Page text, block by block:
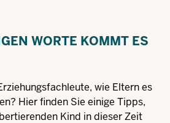
WORTE KOMMT ES
wie Eltern es
Hier finden Sie einige Tipps,
Kind in dieser Zeit